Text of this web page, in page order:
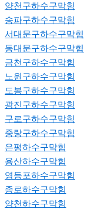
양천구하수구막힘
송파구하수구막힘
서대문구하수구막힘
동대문구하수구막힘
금천구하수구막힘
노원구하수구막힘
도봉구하수구막힘
광진구하수구막힘
구로구하수구막힘
중랑구하수구막힘
은평하수구막힘
용산하수구막힘
영등포하수구막힘
종로하수구막힘
양천하수구막힘